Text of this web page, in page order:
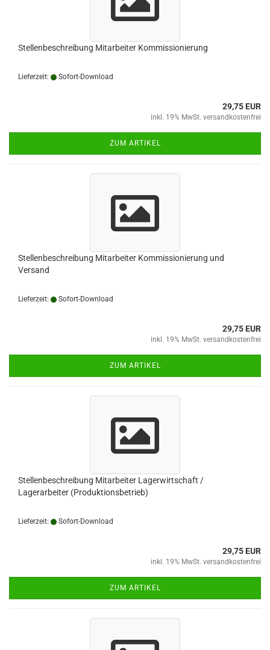
Stellenbeschreibung Mitarbeiter Kommissionierung
Lieferzeit: Sofort-Download
29,75 EUR
inkl. 19% MwSt. versandkostenfrei
ZUM ARTIKEL
Stellenbeschreibung Mitarbeiter Kommissionierung und
Versand
Lieferzeit: Sofort-Download
29,75 EUR
inkl. 19% MwSt. versandkostenfrei
ZUM ARTIKEL
Stellenbeschreibung Mitarbeiter Lagerwirtschaft /
Lagerarbeiter (Produktionsbetrieb)
Lieferzeit: Sofort-Download
29,75 EUR
inkl. 19% MwSt. versandkostenfrei
ZUM ARTIKEL